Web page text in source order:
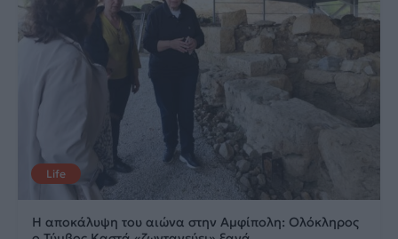
Life
Η αποκάλυψη του αιώνα στην Αμφίπολη: Ολόκληρος